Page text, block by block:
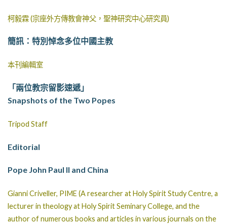
柯毅霖 (宗座外方傳教會神父，聖神研究中心研究員)
簡訊：特別悼念多位中國主教
本刊編輯室
「兩位教宗留影速遞」
Snapshots of the Two Popes
Tripod Staff
Editorial
Pope John Paul II and China
Gianni Criveller, PIME (A researcher at Holy Spirit Study Centre, a
lecturer in theology at Holy Spirit Seminary College, and the
author of numerous books and articles in various journals on the